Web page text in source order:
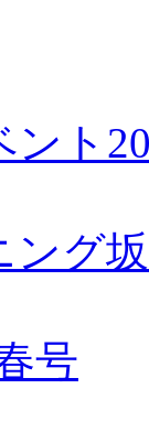
ト
グ
号